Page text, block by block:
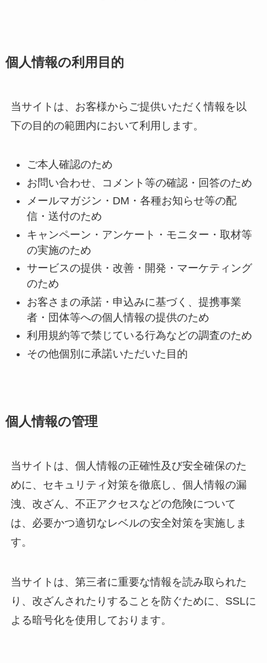
個人情報の利用目的
当サイトは、お客様からご提供いただく情報を以
下の目的の範囲内において利用します。
ご本人確認のため
お問い合わせ、コメント等の確認・回答のため
メールマガジン・DM・各種お知らせ等の配
信・送付のため
キャンペーン・アンケート・モニター・取材等
の実施のため
サービスの提供・改善・開発・マーケティング
のため
お客さまの承諾・申込みに基づく、提携事業
者・団体等への個人情報の提供のため
利用規約等で禁じている行為などの調査のため
その他個別に承諾いただいた目的
個人情報の管理
当サイトは、個人情報の正確性及び安全確保のた
めに、セキュリティ対策を徹底し、個人情報の漏
洩、改ざん、不正アクセスなどの危険について
は、必要かつ適切なレベルの安全対策を実施しま
す。
当サイトは、第三者に重要な情報を読み取られた
り、改ざんされたりすることを防ぐために、SSLに
よる暗号化を使用しております。